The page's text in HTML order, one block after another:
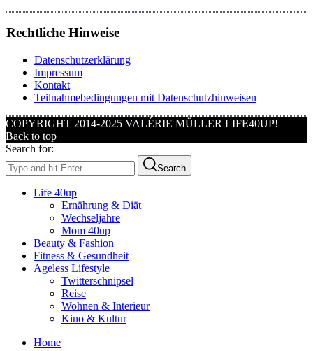
Rechtliche Hinweise
Datenschutzerklärung
Impressum
Kontakt
Teilnahmebedingungen mit Datenschutzhinweisen
COPYRIGHT 2014-2025 VALÉRIE MÜLLER LIFE40UP!
Back to top
Search for:
Search
Life 40up
Ernährung & Diät
Wechseljahre
Mom 40up
Beauty & Fashion
Fitness & Gesundheit
Ageless Lifestyle
Twitterschnipsel
Reise
Wohnen & Interieur
Kino & Kultur
Home